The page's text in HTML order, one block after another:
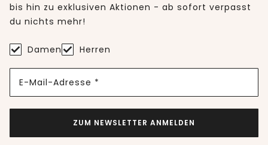
bis hin zu exklusiven Aktionen - ab sofort verpasst
du nichts mehr!
Damen Herren
E-Mail-Adresse *
ZUM NEWSLETTER ANMELDEN